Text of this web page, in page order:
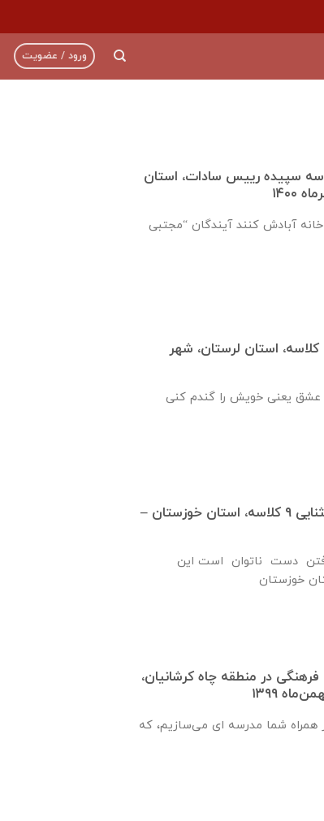
ورود / عضویت
تکمیل دبستان ۳ کلاسه سپيده رييس سادات، استان
آبادش کنند آیندگان “مجتبی
گزارش روند ساخت مدرسه ٦ كلاسه، استان لرستان، شهر
يعنی خويش را گندم كنی
گزارش پيشرفت مدرسه استثنايی ٩ كلاسه، استان خوزستان –
دست ناتوان است این
ياوری فرهنگی در منطقه چاه کرشانیان،
همراه شما مدرسه ای می‌سازیم، که